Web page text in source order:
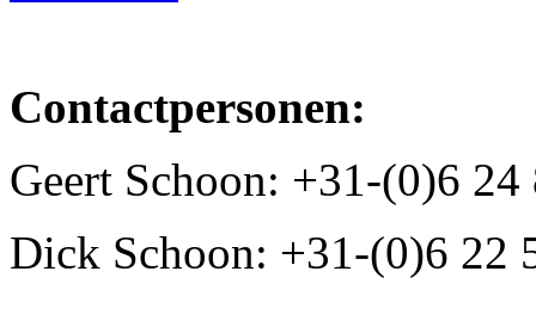
Contactpersonen:
Geert Schoon: +31-(0)6 24
Dick Schoon: +31-(0)6 22